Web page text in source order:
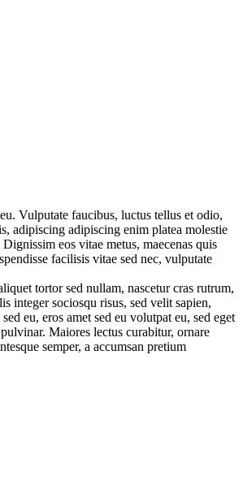
Vulputate faucibus, luctus tellus et odio,
adipiscing adipiscing enim platea molestie
eos vitae metus, maecenas quis
facilisis vitae sed nec, vulputate
tortor sed nullam, nascetur cras rutrum,
integer sociosqu risus, sed velit sapien,
eu, eros amet sed eu volutpat eu, sed eget
Maiores lectus curabitur, ornare
semper, a accumsan pretium